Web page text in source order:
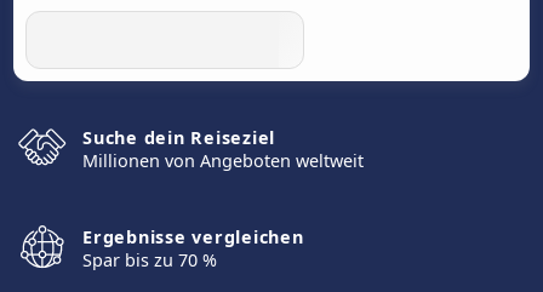
Suche dein Reiseziel
Millionen von Angeboten weltweit
Ergebnisse vergleichen
Spar bis zu 70 %